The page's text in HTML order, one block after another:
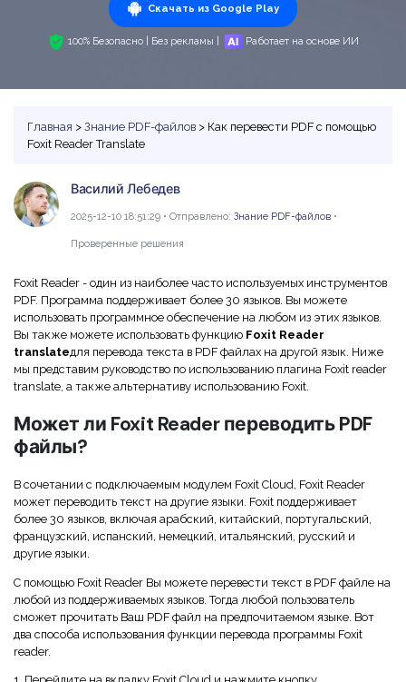
Сжать PDF
Читать PDF с ИИ
Больше Онлайн-Инструментов
Облако и SDK
PDFelement облако
PDFelement Pro DC
Новый PDFelement 12
проще
От AI-функций до пакетных инструментов: новый
PDFelement делает работу с PDF еще удобнее.
Скачать бесплатно
Индивидуальные
Конвертировать PDF
Организовать PDF
Обрезать PDF
Профессиональные
Подписать PDF
Подпись на основе сертификата
Пакетная обработка PDF
PDF OCR
Извлечение данных из PDF
Защита PDF паролем
Поделиться PDF
Комплексные решения
Преподавание
ИИ-детектор текста
Чат с документами
PDFelement Cloud
Использование ресурсов
Вопросы и ответы по продукту
Видеоуроки
Поддержка
Технические требования
Обратитесь в службу поддержки
Что нового
Канал на YouTube
Канал Яндекс Дзен
Программы для работы с PDF
Сравнение программа PDF
Функции MS Word
Статьи для Mac
Советы по работе с PDF на Mac
Сравнение программ для Mac
Онлайн-инструмент и приложения PDF
Онлайн-инструмент PDF
Советы для мобильных
Команда и Бизнес
Скачать бесплатно Купить
Скачать из Google Play
100% Безопасно | Без рекламы | Работает на основе ИИ
Главная > Знание PDF-файлов > Как перевести PDF с помощью
Foxit Reader Translate
Василий Лебедев
2025-12-10 18:51:29 • Отправлено: Знание PDF-файлов•
Проверенные решения
Foxit Reader - один из наиболее часто используемых инструментов
PDF. Программа поддерживает более 30 языков. Вы можете
использовать программное обеспечение на любом из этих языков.
Вы также можете использовать функцию Foxit Reader
translateдля перевода текста в PDF файлах на другой язык. Ниже
мы представим руководство по использованию плагина Foxit reader
translate, а также альтернативу использованию Foxit.
Может ли Foxit Reader переводить PDF
файлы?
В сочетании с подключаемым модулем Foxit Cloud, Foxit Reader
может переводить текст на другие языки. Foxit поддерживает
более 30 языков, включая арабский, китайский, португальский,
французский, испанский, немецкий, итальянский, русский и
другие языки.
С помощью Foxit Reader Вы можете перевести текст в PDF файле на
любой из поддерживаемых языков. Тогда любой пользователь
сможет прочитать Ваш PDF файл на предпочитаемом языке. Вот
два способа использования функции перевода программы Foxit
reader.